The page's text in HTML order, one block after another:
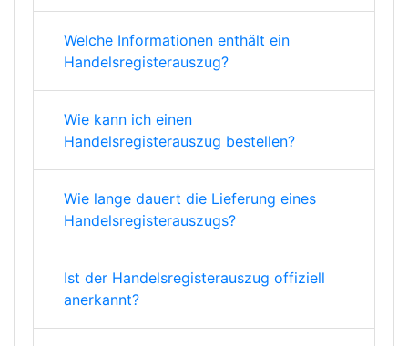
Welche Informationen enthält ein
Handelsregisterauszug?
Wie kann ich einen
Handelsregisterauszug bestellen?
Wie lange dauert die Lieferung eines
Handelsregisterauszugs?
Ist der Handelsregisterauszug offiziell
anerkannt?